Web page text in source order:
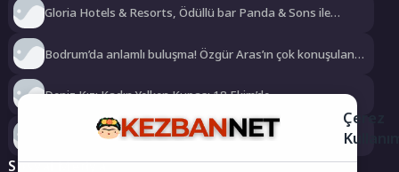
Gloria Hotels & Resorts, Ödüllü bar Panda & Sons ile
Bodrum’da anlamlı buluşma! Özgür Aras’ın çok konuşulan
Deniz Kızı Kadın Yelken Kupası 18 Ekim’de
Başkan Şadi Özdemir, Esentepeliler’i dinledi
Sosyal Medya
Çerez